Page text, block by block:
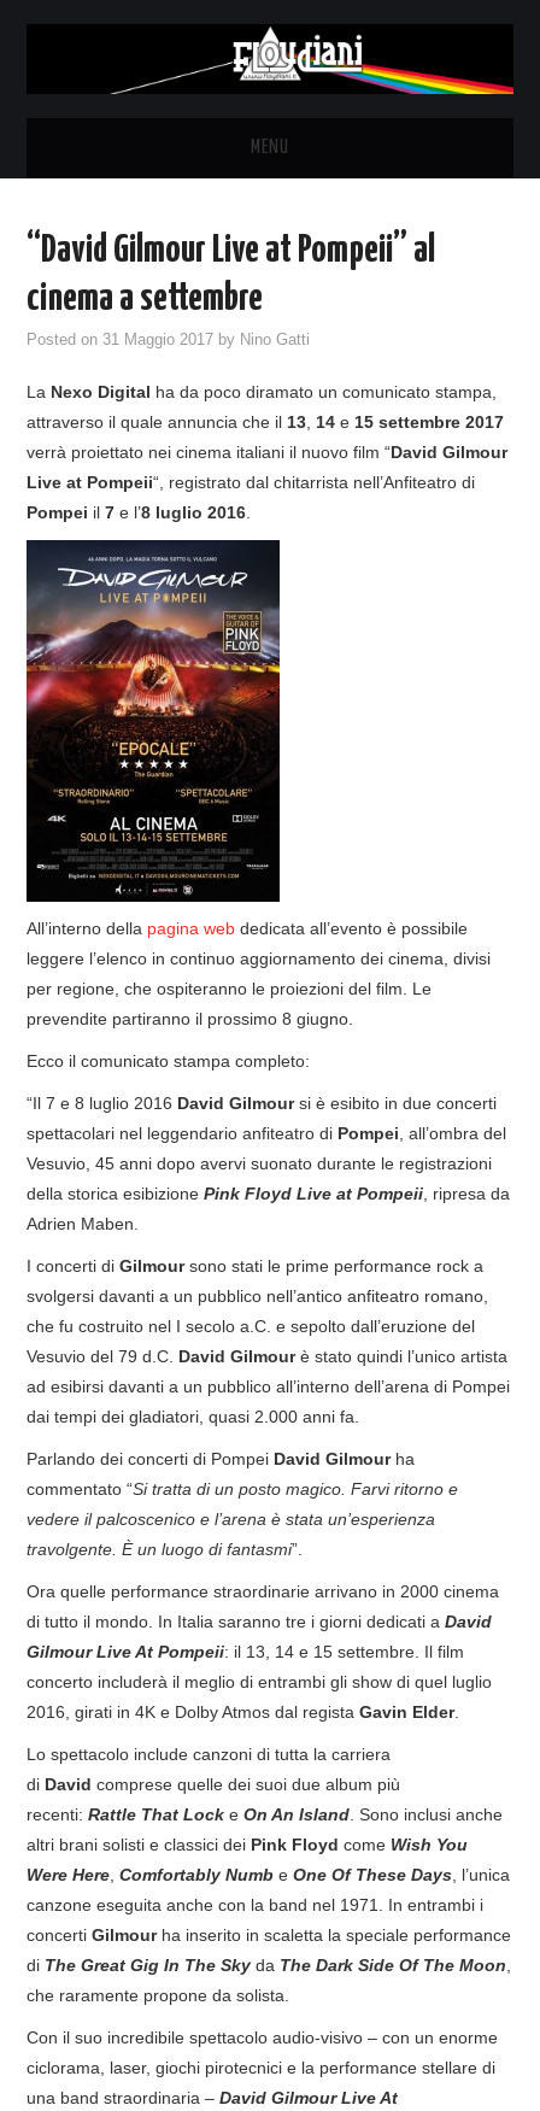
MENU
THE LUNATICS
SYD BARRETT – ALLE SOGLIE
DELL’ALBA
FANZINE
COVER & TRIBUTI
EVENTI
DISCOGRAFIA
LINKS
CONTATTI
RELICS – SFALCI E RAMAGLIE
“David Gilmour Live at Pompeii” al
cinema a settembre
Posted on 31 Maggio 2017 by Nino Gatti
La Nexo Digital ha da poco diramato un comunicato stampa,
attraverso il quale annuncia che il 13 14 e 15 settembre 2017
verrà proiettato nei cinema italiani il nuovo film “David Gilmour
Live at Pompeii“, registrato dal chitarrista nell’Anfiteatro di
Pompei il 7 e l’8 luglio 2016
All’interno della pagina web dedicata all’evento è possibile
leggere l’elenco in continuo aggiornamento dei cinema, divisi
per regione, che ospiteranno le proiezioni del film. Le
prevendite partiranno il prossimo 8 giugno.
Ecco il comunicato stampa completo:
“Il 7 e 8 luglio 2016 David Gilmoursi è esibito in due concerti
spettacolari nel leggendario anfiteatro di Pompei , all’ombra del
Vesuvio, 45 anni dopo avervi suonato durante le registrazioni
della storica esibizionePink Floyd Live at Pompeii , ripresa da
Adrien Maben.
I concerti diGilmoursono stati le prime performance rock a
svolgersi davanti a un pubblico nell’antico anfiteatro romano,
che fu costruito nel I secolo a.C. e sepolto dall’eruzione del
Vesuvio del 79 d.C. David Gilmourè stato quindi l’unico artista
ad esibirsi davanti a un pubblico all’interno dell’arena di Pompei
dai tempi dei gladiatori, quasi 2.000 anni fa.
Parlando dei concerti di Pompei David Gilmourha
commentato “Si tratta di un posto magico. Farvi ritorno e
vedere il palcoscenico e l’arena è stata un’esperienza
travolgente. È un luogo di fantasmi”.
Ora quelle performance straordinarie arrivano in 2000 cinema
di tutto il mondo. In Italia saranno tre i giorni dedicati aDavid
Gilmour Live At Pompeii: il 13, 14 e 15 settembre. Il film
concerto includerà il meglio di entrambi gli show di quel luglio
2016, girati in 4K e Dolby Atmos dal registaGavin Elder.
Lo spettacolo include canzoni di tutta la carriera
di David comprese quelle dei suoi due album più
recenti:Rattle That Lock eOn An Island . Sono inclusi anche
altri brani solisti e classici dei Pink Floyd come Wish You
Were Here ,Comfortably Numb eOne Of These Days , l’unica
canzone eseguita anche con la band nel 1971. In entrambi i
concertiGilmourha inserito in scaletta la speciale performance
di The Great Gig In The Sky da The Dark Side Of The Moon
che raramente propone da solista.
Con il suo incredibile spettacolo audio-visivo – con un enorme
ciclorama, laser, giochi pirotecnici e la performance stellare di
una band straordinaria –David Gilmour Live At